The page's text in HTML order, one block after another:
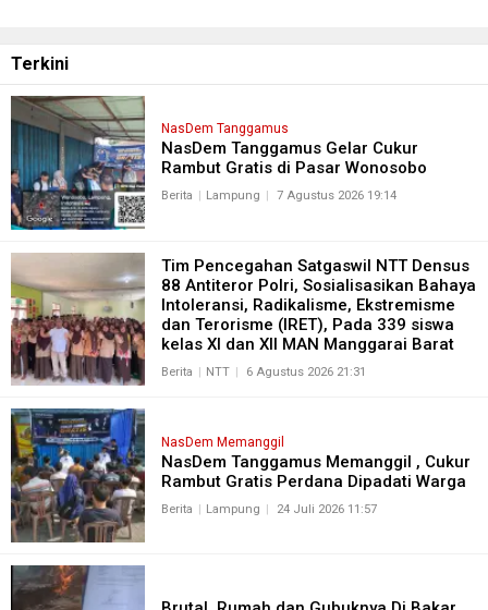
Terkini
NasDem Tanggamus
NasDem Tanggamus Gelar Cukur
Rambut Gratis di Pasar Wonosobo
Berita Lampung 7 Agustus 2026 19:14
Tim Pencegahan Satgaswil NTT Densus
88 Antiteror Polri, Sosialisasikan Bahaya
Intoleransi, Radikalisme, Ekstremisme
dan Terorisme (IRET), Pada 339 siswa
kelas XI dan XII MAN Manggarai Barat
Berita NTT 6 Agustus 2026 21:31
NasDem Memanggil
NasDem Tanggamus Memanggil , Cukur
Rambut Gratis Perdana Dipadati Warga
Berita Lampung 24 Juli 2026 11:57